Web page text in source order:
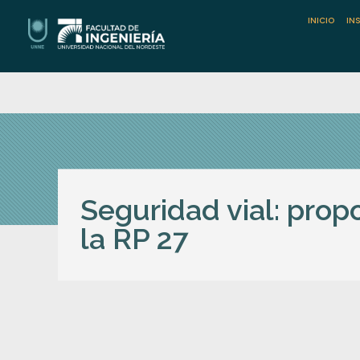
INICIO
Seguridad vial:
la RP 27